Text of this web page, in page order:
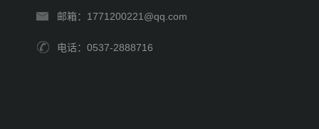
邮箱：1771200221@qq.com
电话：0537-2888716